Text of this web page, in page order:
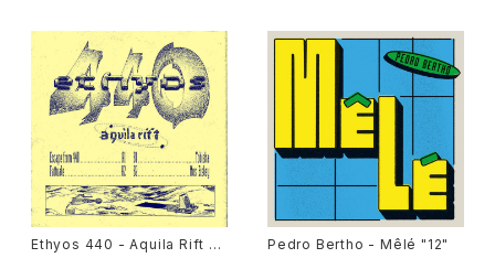
Ethyos 440 - Aquila Rift "1
Pedro Bertho - Mêlé "12"